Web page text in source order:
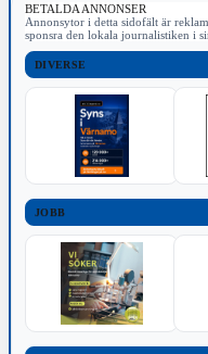
BETALDA ANNONSER
Annonsytor i detta sidofält är
sponsra den lokala journalistiken i
DIVERSE
JOBB